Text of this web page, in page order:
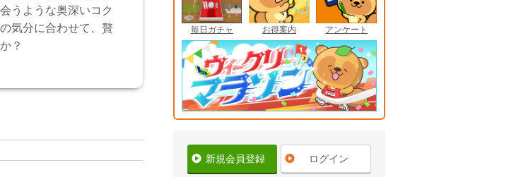
うような奥深いコク
気分に合わせて、贅
？
毎日ガチャ お得案内 アンケート
新規会員登録 ログイン